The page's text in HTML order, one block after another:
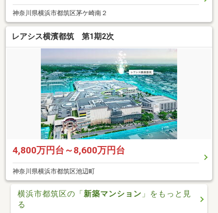
神奈川県横浜市都筑区茅ケ崎南２
レアシス横濱都筑 第1期2次
4,800万円台～8,600万円台
神奈川県横浜市都筑区池辺町
横浜市都筑区の「 新築マンション 」をもっと見
る